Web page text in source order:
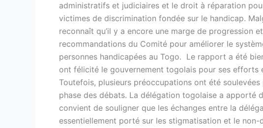
administratifs et judiciaires et le droit à réparation
victimes de discrimination fondée sur le handicap.
reconnaît qu’il y a encore une marge de progression
recommandations du Comité pour améliorer le
personnes handicapées au Togo. Le rapport a été
ont félicité le gouvernement togolais pour ses efforts
Toutefois, plusieurs préoccupations ont été
phase des débats. La délégation togolaise a apporté
convient de souligner que les échanges entre la
essentiellement porté sur les stigmatisation et le